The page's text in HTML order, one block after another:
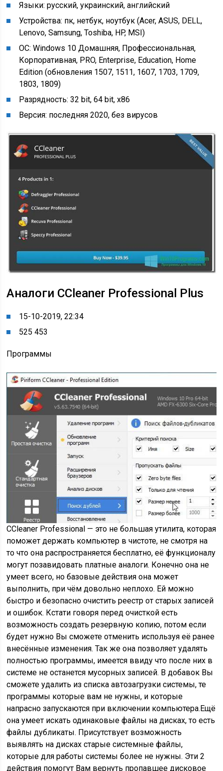
Языки: русский, украинский, английский
Устройства: пк, нетбук, ноутбук (Acer, ASUS, DELL,
Lenovo, Samsung, Toshiba, HP, MSI)
ОС: Windows 10 Домашняя, Профессиональная,
Корпоративная, PRO, Enterprise, Education, Home
Edition (обновления 1507, 1511, 1607, 1703, 1709,
1803, 1809)
Разрядность: 32 bit, 64 bit, x86
Версия: последняя 2020, без вирусов
Аналоги CCleaner Professional Plus
15-10-2019, 22:34
525 453
Программы
CCleaner Professional — это не большая утилита, которая
поможет держать компьютер в чистоте, не смотря на
то что она распространяется бесплатно, её функционалу
могут позавидовать платные аналоги. Конечно она не
умеет всего, но базовые действия она может
выполнить, при чём довольно неплохо. Ей можно
быстро и безопасно очистить реестр от старых записей
и ошибок. Кстати говоря перед очисткой есть
возможность создать резервную копию, потом если
будет нужно Вы сможете отменить используя её ранее
внесённые изменения. Так же она позволяет удалять
полностью программы, имеется ввиду что после них в
системе не останется мусорных записей. В добавок Вы
сможете удалить из списка автозагрузки системы, те
программы которые вам не нужны, и которые
напрасно запускаются при включении компьютера.Ещё
она умеет искать одинаковые файлы на дисках, то есть
файлы дубликаты. Присутствует возможность
выявлять на дисках старые системные файлы,
которые для работы системы более не нужны. Эти 2
действия помогут Вам вернуть пропавшее дисковое